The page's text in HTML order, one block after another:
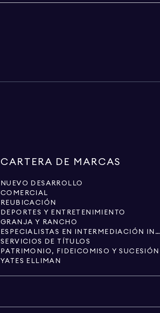
CARTERA DE MARCAS
NUEVO DESARROLLO
COMERCIAL
REUBICACIÓN
DEPORTES Y ENTRETENIMIENTO
GRANJA Y RANCHO
ESPECIALISTAS EN INTERMEDIACIÓN INMOBILIARIA
SERVICIOS DE TÍTULOS
PATRIMONIO, FIDEICOMISO Y SUCESIÓN
YATES ELLIMAN